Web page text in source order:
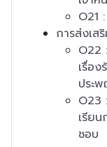
O21
การส่งเส
O22
เรื่อง
ประ
O23
เรีย
ชอบ